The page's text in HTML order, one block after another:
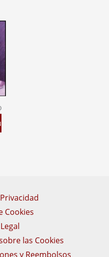
Cookies
las Cookies
y Reembolsos